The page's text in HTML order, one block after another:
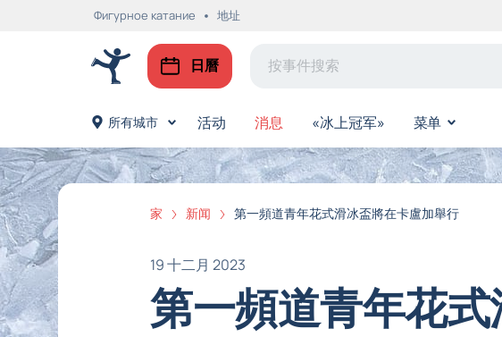
Фигурное катание 地址
日曆
所有城市 活动 消息 «冰上冠军» 菜单
家 新闻 第一頻道青年花式滑冰盃將在卡盧加舉行
19 十二月 2023
第一頻道青年花